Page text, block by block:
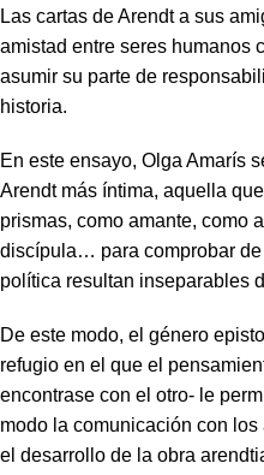
Las cartas de Arendt a sus
amistad entre seres humanos
asumir su parte de
historia.
En este ensayo, Olga Amarís
Arendt más íntima, aquella
prismas, como amante, como
discípula… para comprobar
política resultan inseparables
De este modo, el género
refugio en el que el
encontrase con el otro- le
modo la comunicación con
el desarrollo de la obra